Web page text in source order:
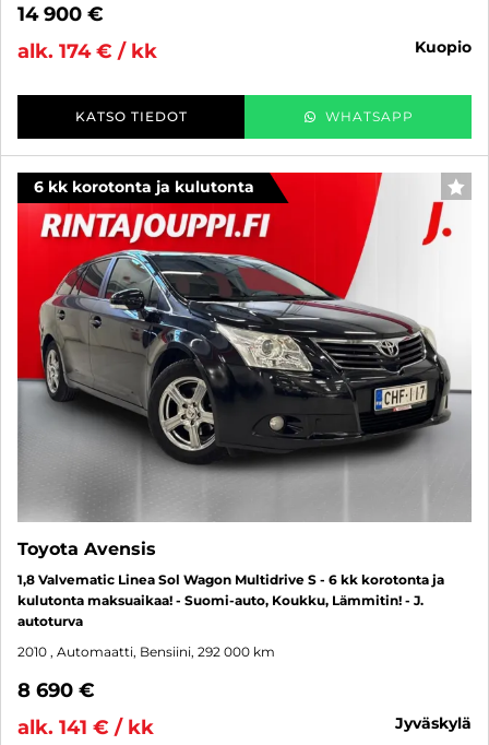
14 900 €
alk. 174 € / kk
kuopio
KATSO TIEDOT WHATSAPP
6 kk korotonta ja kulutonta
Toyota Avensis
1,8 Valvematic Linea Sol Wagon Multidrive S - 6 kk korotonta ja
kulutonta maksuaikaa! - Suomi-auto, Koukku, Lämmitin! - J.
autoturva
2010 , Automaatti, Bensiini, 292 000 km
8 690 €
alk. 141 € / kk
jyväskylä